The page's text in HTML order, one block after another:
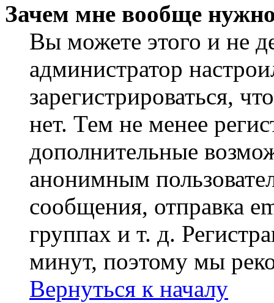
Зачем мне вообще
Вы можете этого и не
администратор
зарегистрироваться,
нет. Тем не менее
дополнительные
анонимным
сообщения, отправка
группах и т. д.
минут, поэтому мы
Вернуться к началу